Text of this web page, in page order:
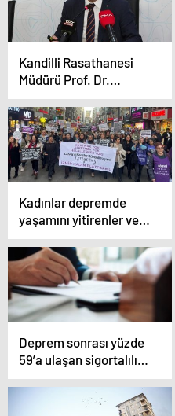
Kandilli Rasathanesi
Müdürü Prof. Dr.
Özener’den ‘Marmara’
uyarısı: ‘7’nin üzerinde
bir deprem
yaşayacağımız açık’
Kadınlar depremde
yaşamını yitirenler ve
çocuklar için
sokaktaydı
Deprem sonrası yüzde
59’a ulaşan sigortalılık
oranı bugün yüzde
58,2: DASK iki ileri bir